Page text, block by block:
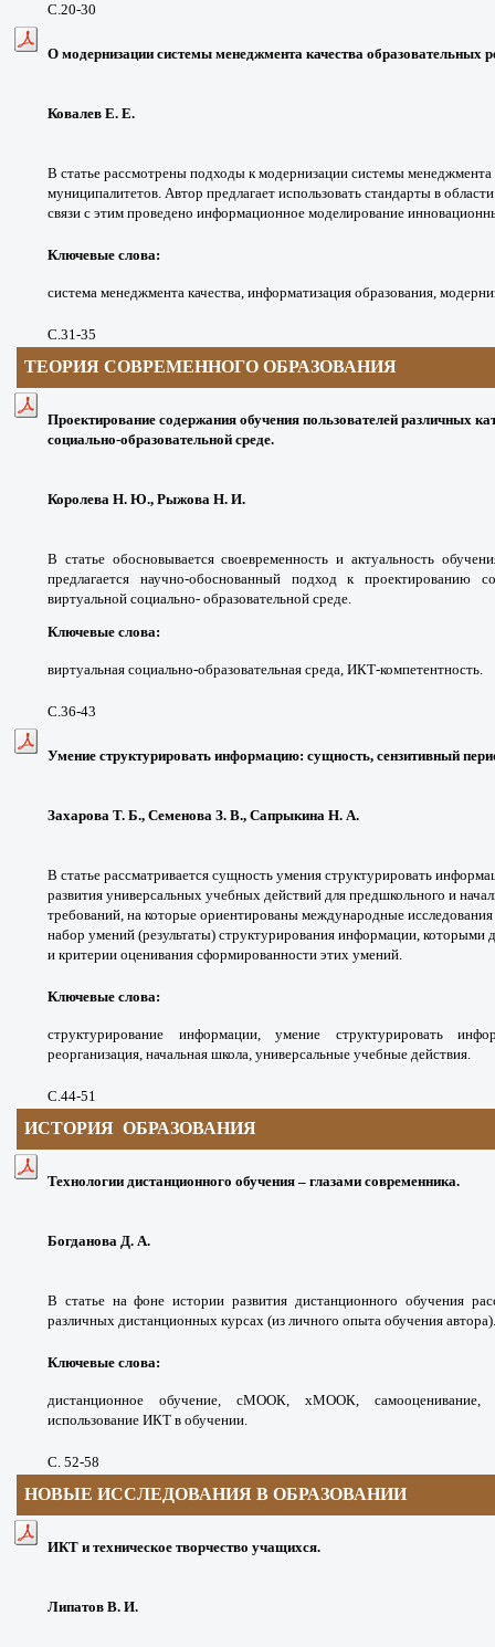
С.20-30
О модернизации системы менеджмента качества образовательных
Ковалев Е. Е.
В статье рассмотрены подходы к модернизации системы менеджмента
муниципалитетов. Автор предлагает использовать стандарты в
связи с этим проведено информационное моделирование
Ключевые слова:
система менеджмента качества, информатизация образования,
С.31-35
ТЕОРИЯСОВРЕМЕННОГО ОБРАЗОВАНИЯ
Проектирование содержания обучения пользователей различных
социально-образовательной среде.
Королева Н. Ю., Рыжова Н. И.
В статье обосновывается своевременность и актуальность
предлагается научно-обоснованный подход к проектированию
виртуальной социально- образовательной среде.
Ключевые слова:
виртуальная социально-образовательная среда, ИКТ-компетентность.
С.36-43
Умение структурировать информацию: сущность, сензитивный
Захарова Т. Б., Семенова З. В., Сапрыкина Н. А.
В статье рассматривается сущность умения структурировать
развития универсальных учебных действий для предшкольного и
требований, на которые ориентированы международные
набор умений (результаты) структурирования информации, которыми
и критерии оценивания сформированности этих умений.
Ключевые слова:
структурирование информации, умение структурировать
реорганизация, начальная школа, универсальные учебные действия.
С.44-51
ИСТОРИЯ ОБРАЗОВАНИЯ
Технологии дистанционного обучения – глазами современника.
Богданова Д. А.
В статье на фоне истории развития дистанционного обучения
различных дистанционных курсах (из личного опыта обучения автора).
Ключевые слова:
дистанционное обучение, сМООК, хМООК, самооценивание,
использование ИКТ в обучении.
С. 52-58
НОВЫЕ ИССЛЕДОВАНИЯ В ОБРАЗОВАНИИ
ИКТ и техническое творчество учащихся.
Липатов В. И.